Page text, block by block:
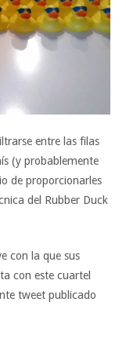
entre las filas
(y probablemente
de proporcionarles
del Rubber Duck
con la que sus
con este cuartel
tweet publicado